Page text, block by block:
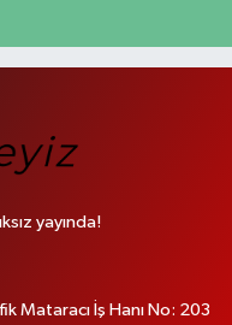
yayında!
Mataracı İş Hanı No: 203